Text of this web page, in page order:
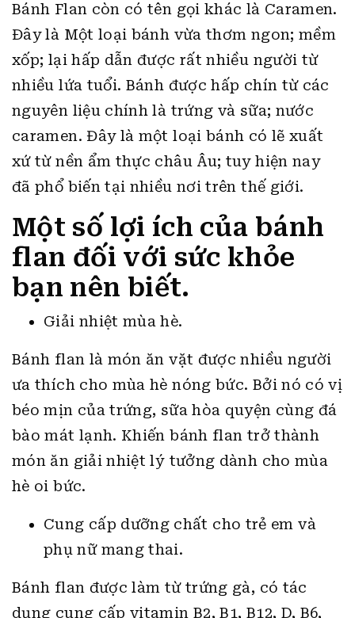
Bánh Flan còn có tên gọi khác là Caramen.
Đây là Một loại bánh vừa thơm ngon; mềm
xốp; lại hấp dẫn được rất nhiều người từ
nhiều lứa tuổi. Bánh được hấp chín từ các
nguyên liệu chính là trứng và sữa; nước
caramen. Đây là một loại bánh có lẽ xuất
xứ từ nền ẩm thực châu Âu; tuy hiện nay
đã phổ biến tại nhiều nơi trên thế giới.
Một số lợi ích của bánh
flan đối với sức khỏe
bạn nên biết.
Giải nhiệt mùa hè.
Bánh flan là món ăn vặt được nhiều người
ưa thích cho mùa hè nóng bức. Bởi nó có vị
béo mịn của trứng, sữa hòa quyện cùng đá
bào mát lạnh. Khiến bánh flan trở thành
món ăn giải nhiệt lý tưởng dành cho mùa
hè oi bức.
Cung cấp dưỡng chất cho trẻ em và
phụ nữ mang thai.
Bánh flan được làm từ trứng gà, có tác
dụng cung cấp vitamin B2, B1, B12, D, B6,